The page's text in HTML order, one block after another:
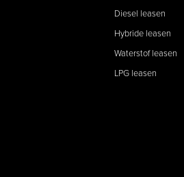
Diesel leasen
Hybride leasen
Waterstof leasen
LPG leasen